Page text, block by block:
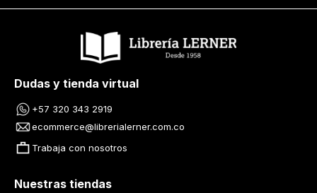
Dudas y tienda virtual
+57 320 343 2919
ecommerce@librerialerner.com.co
Trabaja con nosotros
Nuestras tiendas